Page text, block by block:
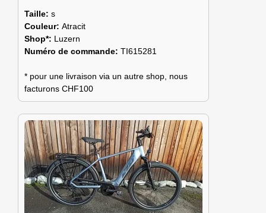
Taille: s
Couleur: Atracit
Shop*: Luzern
Numéro de commande: TI615281
* pour une livraison via un autre shop, nous
facturons CHF100